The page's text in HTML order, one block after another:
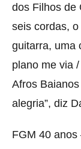
dos Filhos de
seis cordas,
guitarra, uma
plano me via
Afros
alegria”, diz
FGM 40